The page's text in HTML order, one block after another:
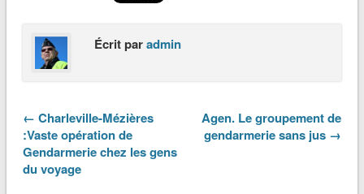
Écrit paradmin
← Charleville-Mézières
:Vaste opération de
Gendarmerie chez les gens
du voyage
Agen. Le groupement de
gendarmerie sans jus →